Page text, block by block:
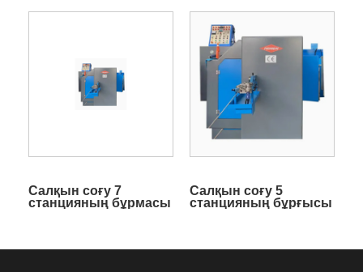
Салқын соғу 7
станцияның бұрмасы
Салқын соғу 5
станцияның бұрғысы